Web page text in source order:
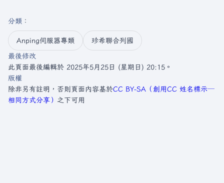
分類 ：​
Anping伺服器專類
珍希聯合列國
最後修改
此頁面最後編輯於 2025年5月25日 (星期日) 20:15。
版權
除非另有註明，否則頁面內容基於CC BY-SA（創用CC 姓名標示─
相同方式分享） 之下可用